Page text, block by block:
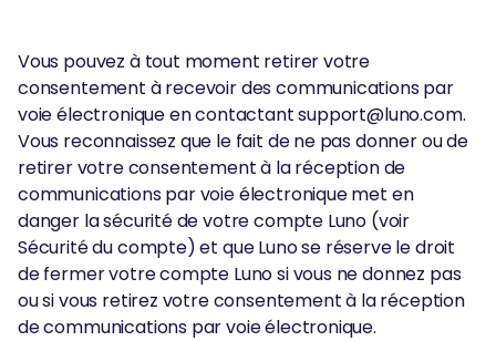
Vous pouvez à tout moment retirer votre
consentement à recevoir des communications par
voie électronique en contactant support@luno.com.
Vous reconnaissez que le fait de ne pas donner ou de
retirer votre consentement à la réception de
communications par voie électronique met en
danger la sécurité de votre compte Luno (voir
Sécurité du compte) et que Luno se réserve le droit
de fermer votre compte Luno si vous ne donnez pas
ou si vous retirez votre consentement à la réception
de communications par voie électronique.